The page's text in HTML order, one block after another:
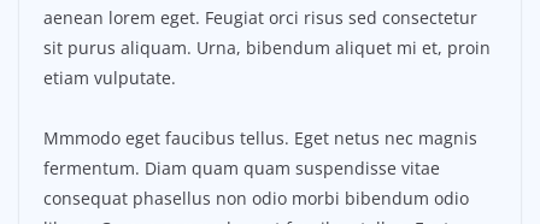
aenean lorem eget. Feugiat orci risus sed consectetur
sit purus aliquam. Urna, bibendum aliquet mi et, proin
etiam vulputate.
Mmmodo eget faucibus tellus. Eget netus nec magnis
fermentum. Diam quam quam suspendisse vitae
consequat phasellus non odio morbi bibendum odio